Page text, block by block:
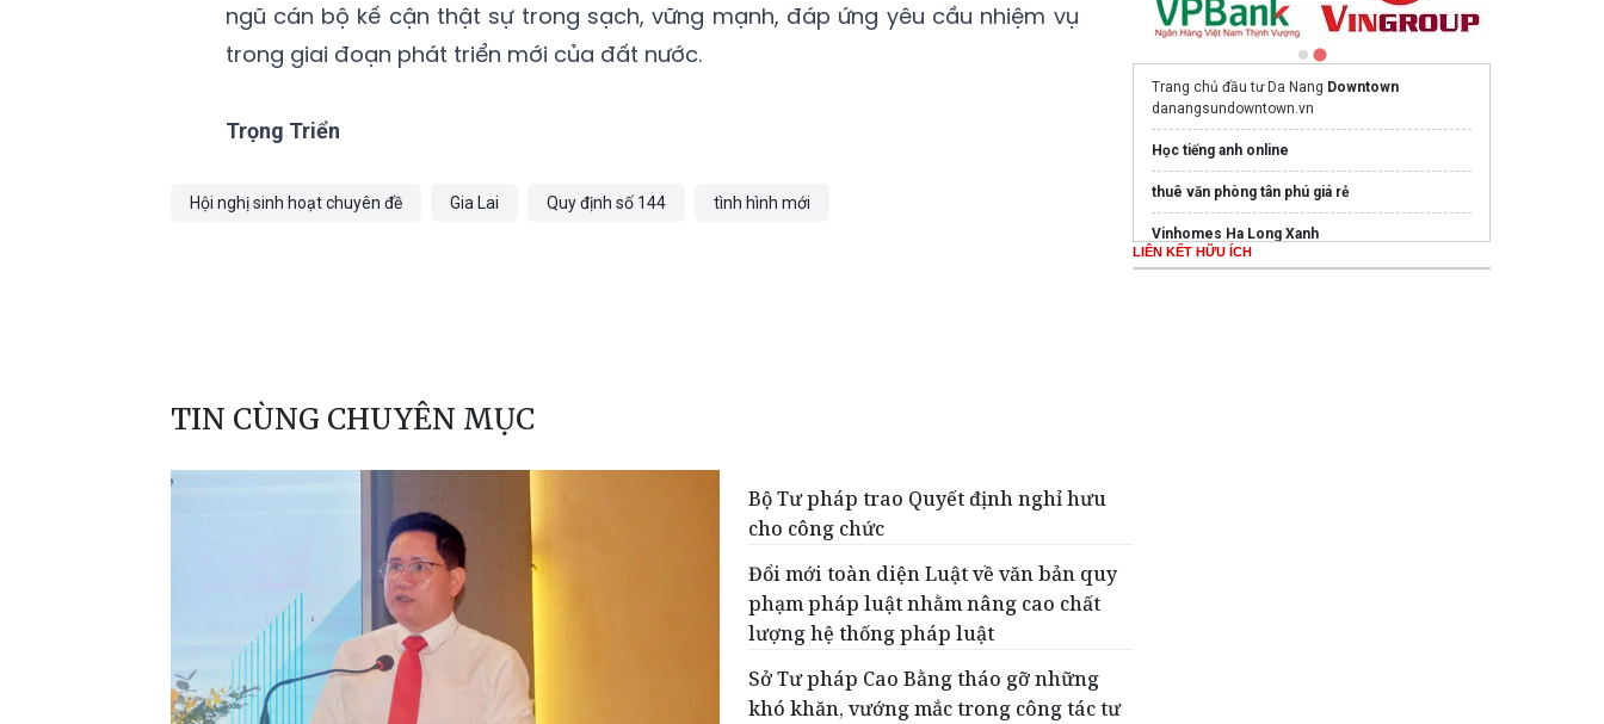
ngũ cán bộ kế cận thật sự trong sạch, vững mạnh, đáp ứng yêu cầu nhiệm vụ
trong giai đoạn phát triển mới của đất nước.
Trọng Triển
Hội nghị sinh hoạt chuyên đề Gia Lai Quy định số 144 tình hình mới
TIN CÙNG CHUYÊN MỤC
Bộ Tư pháp trao Quyết định nghỉ hưu
cho công chức
Đổi mới toàn diện Luật về văn bản quy
phạm pháp luật nhằm nâng cao chất
lượng hệ thống pháp luật
Sở Tư pháp Cao Bằng tháo gỡ những
khó khăn, vướng mắc trong công tác tư
Trang chủ đầu tư Da Nang Downtown
danangsundowntown.vn
Học tiếng anh online
thuê văn phòng tân phú giá rẻ
Vinhomes Ha Long Xanh
LIÊN KẾT HỮU ÍCH